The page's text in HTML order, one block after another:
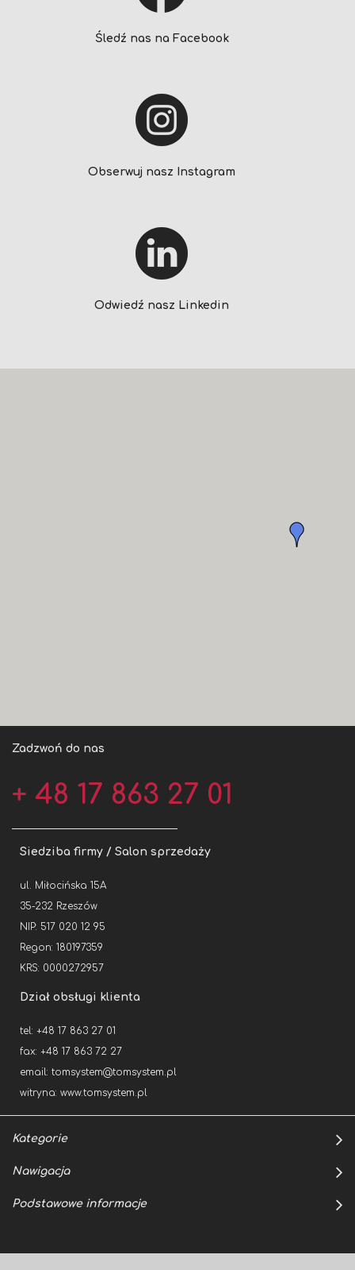
Śledź nas na Facebook
Obserwuj nasz Instagram
Odwiedź nasz Linkedin
Zadzwoń do nas
+ 48 17 863 27 01
Siedziba firmy / Salon sprzedaży
ul. Miłocińska 15A
35-232 Rzeszów
NIP: 517 020 12 95
Regon: 180197359
KRS: 0000272957
Dział obsługi klienta
tel: +48 17 863 27 01
fax: +48 17 863 72 27
email: tomsystem@tomsystem.pl
witryna: www.tomsystem.pl
Kategorie
Nawigacja
Podstawowe informacje